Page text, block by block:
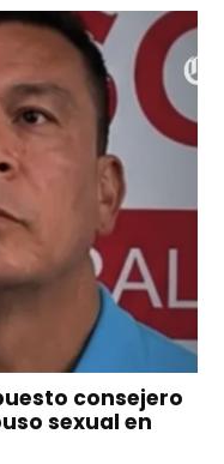
consejero
sexual en